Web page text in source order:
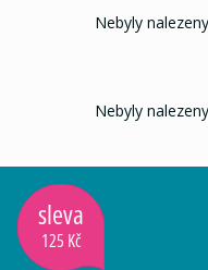
Nebyly
Nebyly
sleva
125 Kč